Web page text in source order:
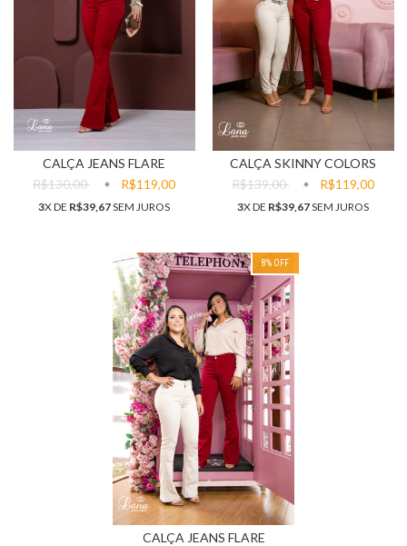
CALÇA JEANS FLARE
R$130,00
R$119,00
3X DE R$39,67SEM JUROS
CALÇA SKINNY COLORS
R$139,00
R$119,00
3X DE R$39,67SEM JUROS
8% OFF
CALÇA JEANS FLARE